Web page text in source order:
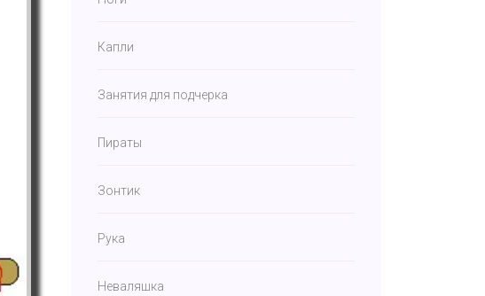
Капли
Занятия для подчерка
Пираты
Зонтик
Рука
Неваляшка